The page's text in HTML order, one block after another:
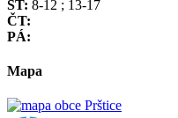
ST: 8-12 ; 13-17
ČT:
PÁ:
Mapa